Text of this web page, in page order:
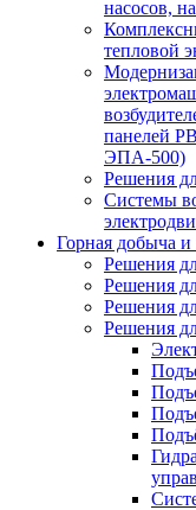
насосов,
тепловой
панелей
ЭПА-500)
Решения
Системы
Горная добыча и
Решения
Решения
Решения
Решения